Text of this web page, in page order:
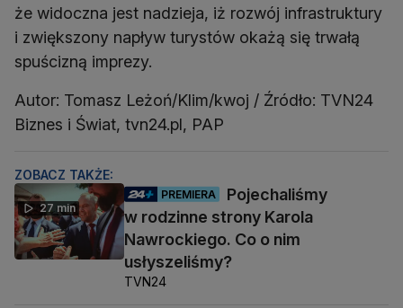
że widoczna jest nadzieja, iż rozwój infrastruktury
i zwiększony napływ turystów okażą się trwałą
spuścizną imprezy.
Autor: Tomasz Leżoń/Klim/kwoj / Źródło: TVN24
Biznes i Świat, tvn24.pl, PAP
ZOBACZ TAKŻE:
27 min
PREMIERA
Pojechaliśmy
w rodzinne strony Karola
Nawrockiego. Co o nim
usłyszeliśmy?
TVN24